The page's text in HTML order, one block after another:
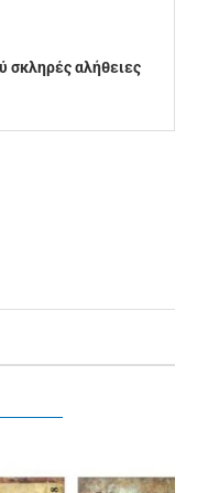
σκληρές αλήθειες